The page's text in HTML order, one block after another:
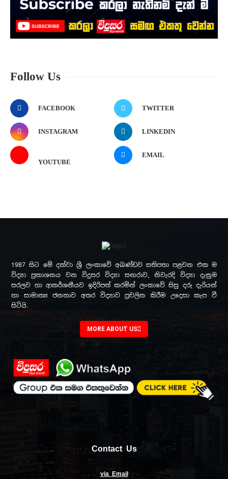
Follow Us
FACEBOOK TWITTER
INSTAGRAM LINKEDIN
YOUTUBE
EMAIL
1987 සිට මේ දක්වා ශ්‍රී ලංකාවේ අඛණ්ඩව සතිපතා පළවන එක ම
විද්‍යා ප්‍රකාශනය වන විදුසර විද්‍යා සඟරාව, නිවැරදි විද්‍යා දැනුම
සරලව හා ආකර්ශනීයව ඉදිරිපත් කරමින් ලංකාවේ සිසු දරු දැරියන්
හා සාමාන්‍ය ජනතාව අතර විද්‍යාව ප්‍රචලිත කිරීම උදෙසා කැප වී
සිටියි.
MORE ABOUT US
Contact Us
via Email